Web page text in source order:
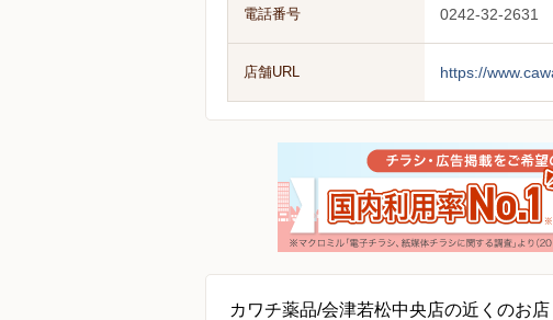
電話番号 0242-32-2631
店舗URL https://
カワチ薬品/会津若松中央店の近くのお店